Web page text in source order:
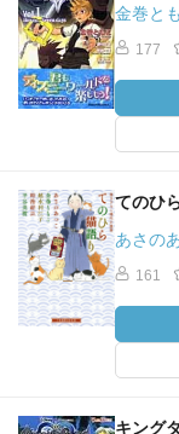
金巻と
177
てのひ
あさの
161
キング